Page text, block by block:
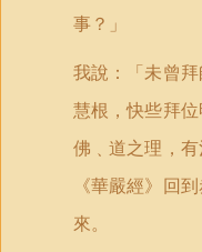
事？」
我說：「未曾
慧根，快些拜
佛﹑道之理，
《華嚴經》回
來。